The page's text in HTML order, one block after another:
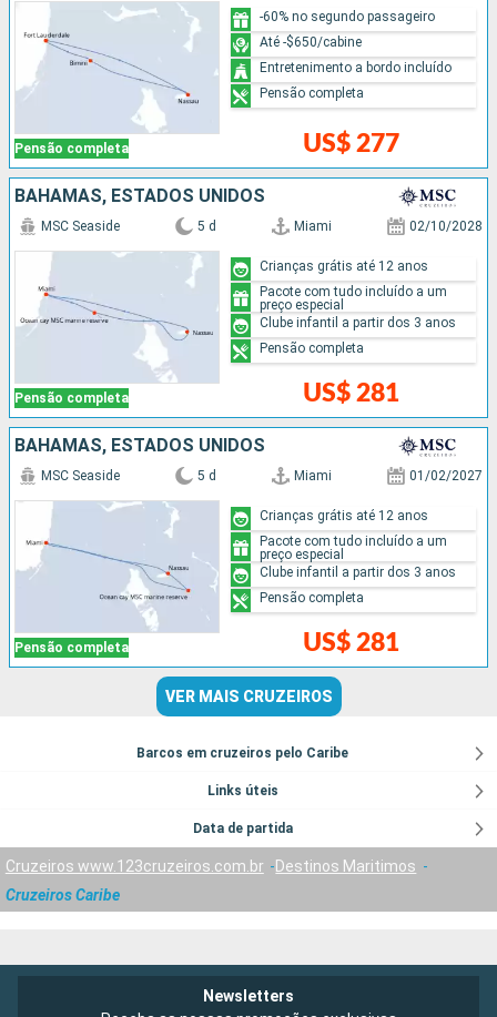
Pensão completa US$ 277
-60% no segundo passageiro
Até -$650/cabine
Entretenimento a bordo incluído
Pensão completa
BAHAMAS, ESTADOS UNIDOS
Pensão completa
MSC Seaside 5 d Miami 02/10/2028
US$ 281
Crianças grátis até 12 anos
Pacote com tudo incluído a um
preço especial
Clube infantil a partir dos 3 anos
Pensão completa
BAHAMAS, ESTADOS UNIDOS
Pensão completa
MSC Seaside 5 d Miami 01/02/2027
US$ 281
Crianças grátis até 12 anos
Pacote com tudo incluído a um
preço especial
Clube infantil a partir dos 3 anos
Pensão completa
VER MAIS CRUZEIROS
Barcos em cruzeiros pelo Caribe
Links úteis
Data de partida
Cruzeiros www.123cruzeiros.com.br
Destinos Maritimos
Cruzeiros Caribe
Newsletters